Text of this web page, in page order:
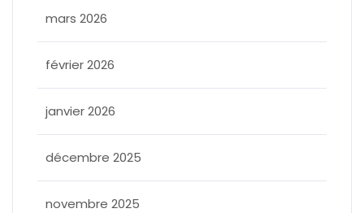
mars 2026
février 2026
janvier 2026
décembre 2025
novembre 2025